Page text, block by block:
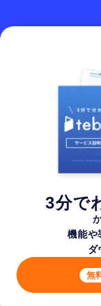
3分で
機能や
ダ
無